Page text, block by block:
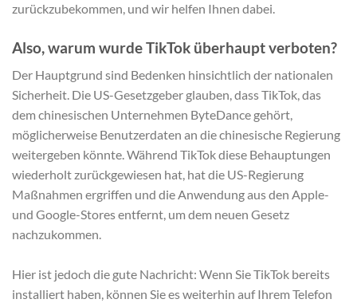
zurückzubekommen, und wir helfen Ihnen dabei.
Also, warum wurde TikTok überhaupt verboten?
Der Hauptgrund sind Bedenken hinsichtlich der nationalen
Sicherheit. Die US-Gesetzgeber glauben, dass TikTok, das
dem chinesischen Unternehmen ByteDance gehört,
möglicherweise Benutzerdaten an die chinesische Regierung
weitergeben könnte. Während TikTok diese Behauptungen
wiederholt zurückgewiesen hat, hat die US-Regierung
Maßnahmen ergriffen und die Anwendung aus den Apple-
und Google-Stores entfernt, um dem neuen Gesetz
nachzukommen.
Hier ist jedoch die gute Nachricht: Wenn Sie TikTok bereits
installiert haben, können Sie es weiterhin auf Ihrem Telefon